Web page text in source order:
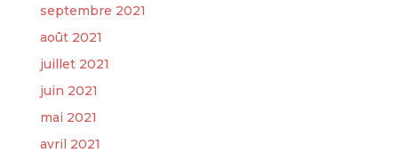
septembre 2021
août 2021
juillet 2021
juin 2021
mai 2021
avril 2021